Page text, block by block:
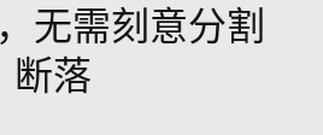
无需刻意分割
断落